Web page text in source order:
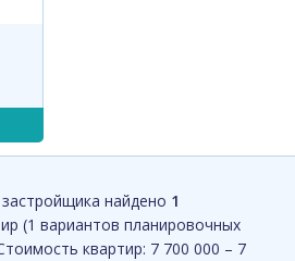
найдено 1
(1 вариантов планировочных
квартир: 7 700 000 – 7